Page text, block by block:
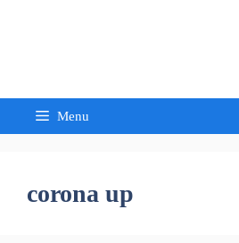
Menu
corona up